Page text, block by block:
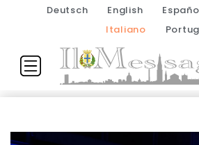
Deutsch English
Italiano